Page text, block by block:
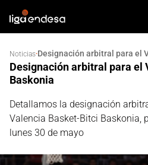
Noticias·
Designación arbitral para el
Baskonia
Detallamos la designación
Valencia Basket-Bitci Baskonia,
lunes 30 de mayo